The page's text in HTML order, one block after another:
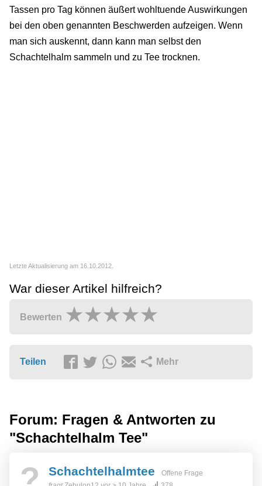
Tassen pro Tag können äußert wohltuende Auswirkungen
bei den oben genannten Beschwerden aufzeigen. Wenn
man sich auskennt, dann kann man selbst den
Schachtelhalm sammeln und zu Tee trocknen.
Letzte Aktualisierung am 16.10.2012.
War dieser Artikel hilfreich?
Bewerten
Teilen Mehr
Forum: Fragen & Antworten zu
"Schachtelhalm Tee"
Schachtelhalmtee
Offene Frage